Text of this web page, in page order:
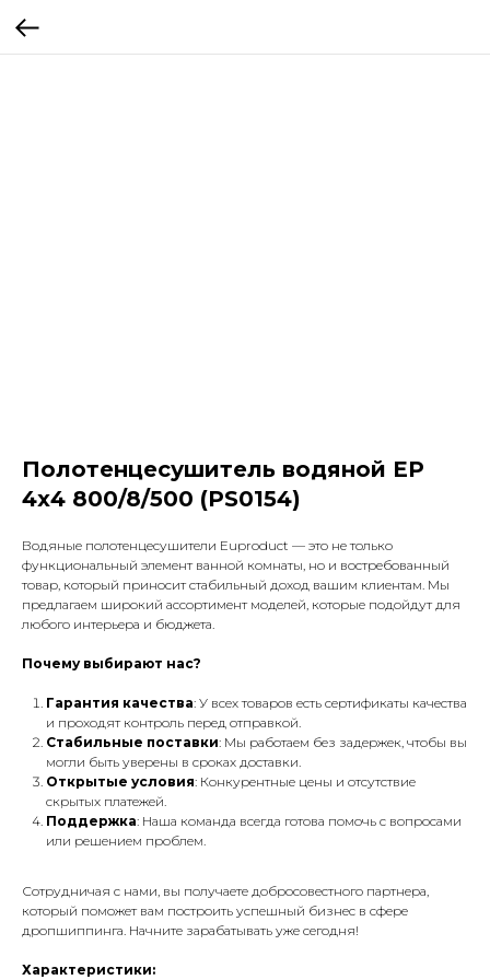
Полотенцесушитель водяной EP
4х4 800/8/500 (PS0154)
Водяные полотенцесушители Euproduct — это не только
функциональный элемент ванной комнаты, но и востребованный
товар, который приносит стабильный доход вашим клиентам. Мы
предлагаем широкий ассортимент моделей, которые подойдут для
любого интерьера и бюджета.
Почему выбирают нас?
Гарантия качества: У всех товаров есть сертификаты качества
и проходят контроль перед отправкой.
Стабильные поставки: Мы работаем без задержек, чтобы вы
могли быть уверены в сроках доставки.
Открытые условия: Конкурентные цены и отсутствие
скрытых платежей.
Поддержка: Наша команда всегда готова помочь с вопросами
или решением проблем.
Сотрудничая с нами, вы получаете добросовестного партнера,
который поможет вам построить успешный бизнес в сфере
дропшиппинга. Начните зарабатывать уже сегодня!
Характеристики: